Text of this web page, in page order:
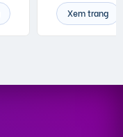
Xem trang